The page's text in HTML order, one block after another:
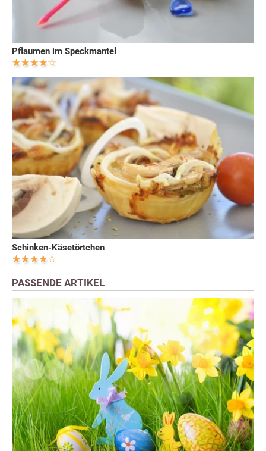
Pflaumen im Speckmantel
Schinken-Käsetörtchen
PASSENDE ARTIKEL